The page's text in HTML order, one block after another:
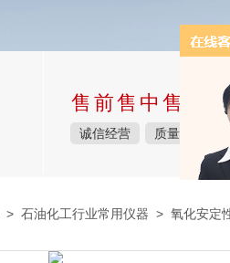
售前售中售后
诚信经营 质量保障
> 石油化工行业常用仪器 > 氧化安定